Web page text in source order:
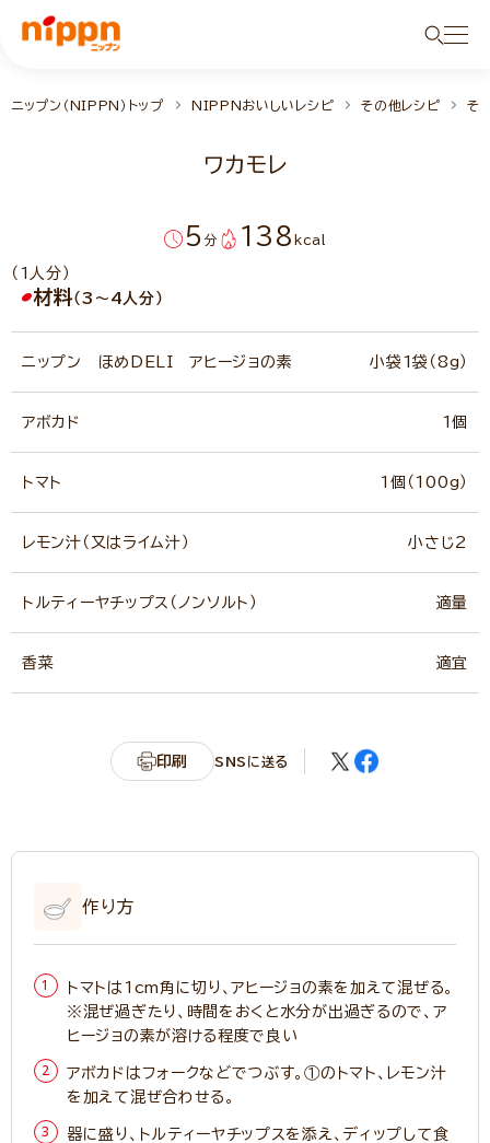
ニップン（NIPPN）トップ NIPPNおいしいレシピ その他レシピ そ
ワカモレ
5 分 138 kcal
（1人分）
材料（3～4人分）
ニップン ほめDELI アヒージョの素 小袋1袋（8g）
アボカド 1個
トマト 1個（100g）
レモン汁（又はライム汁） 小さじ2
トルティーヤチップス（ノンソルト） 適量
香菜 適宜
印刷 SNSに送る
作り方
トマトは1cm角に切り、アヒージョの素を加えて混ぜる。
※混ぜ過ぎたり、時間をおくと水分が出過ぎるので、ア
ヒージョの素が溶ける程度で良い
アボカドはフォークなどでつぶす。①のトマト、レモン汁
を加えて混ぜ合わせる。
器に盛り、トルティーヤチップスを添え、ディップして食